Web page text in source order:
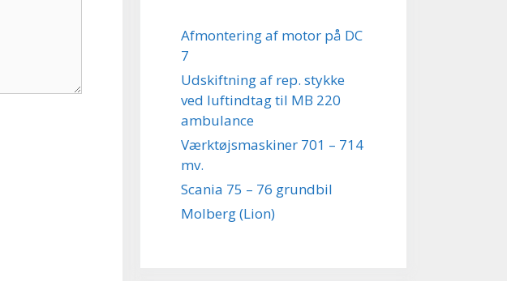
Afmontering af motor på DC
7
Udskiftning af rep. stykke
ved luftindtag til MB 220
ambulance
Værktøjsmaskiner 701 – 714
mv.
Scania 75 – 76 grundbil
Molberg (Lion)